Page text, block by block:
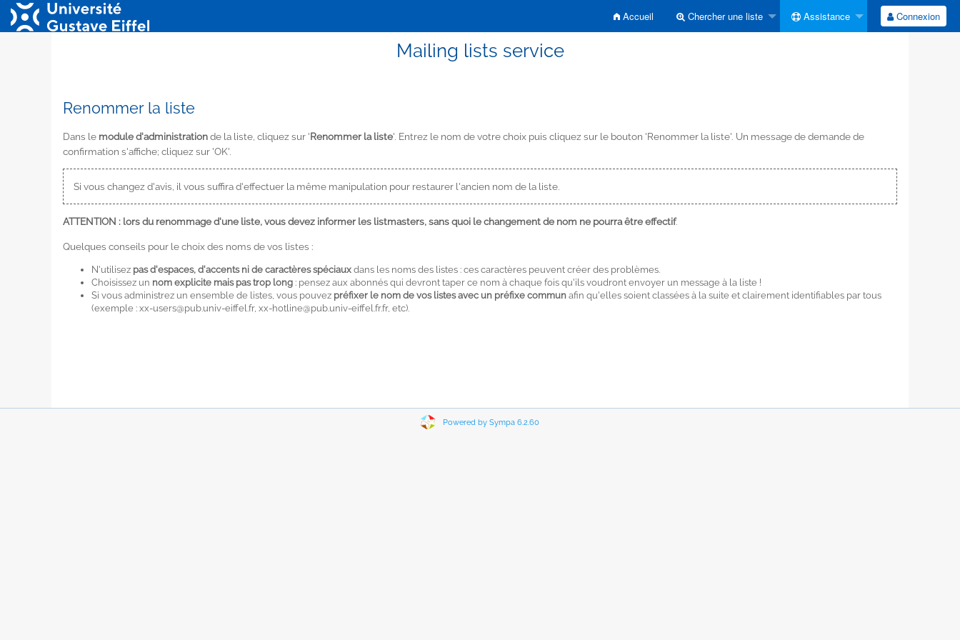
Accueil Chercher une liste Assistance Connexion
Mailing lists service
Renommer la liste
Dans le module d'administrationde la liste, cliquez sur 'Renommer la liste'. Entrez le nom de votre choix puis cliquez sur le bouton 'Renommer la liste'. Un message de demande de
confirmation s'affiche; cliquez sur 'OK'.
Si vous changez d'avis, il vous suffira d'effectuer la même manipulation pour restaurer l'ancien nom de la liste.
ATTENTION : lors du renommage d'une liste, vous devez informer les listmasters, sans quoi le changement de nom ne pourra être effectif.
Quelques conseils pour le choix des noms de vos listes :
N'utilisez pas d'espaces, d'accents ni de caractères spéciaux dans les noms des listes : ces caractères peuvent créer des problèmes.
Choisissez un nom explicite mais pas trop long : pensez aux abonnés qui devront taper ce nom à chaque fois qu'ils voudront envoyer un message à la liste !
Si vous administrez un ensemble de listes, vous pouvez préfixer le nom de vos listes avec un préfixe commun afin qu'elles soient classées à la suite et clairement identifiables par tous
(exemple : xx-users@pub.univ-eiffel.fr, xx-hotline@pub.univ-eiffel.fr.fr, etc).
Powered by Sympa 6.2.60